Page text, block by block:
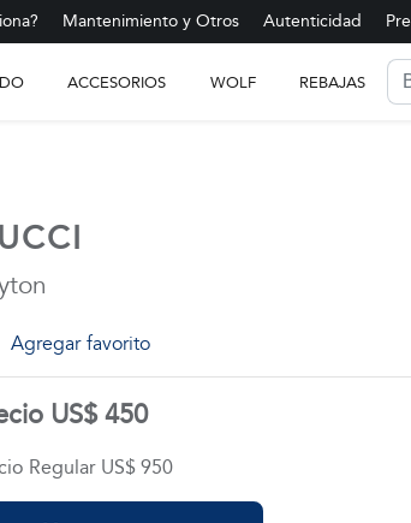
Mantenimiento y Otros Autenticidad
ACCESORIOS WOLF REBAJAS
Agregar favorito
US$ 450
Regular US$ 950
LISTA DE